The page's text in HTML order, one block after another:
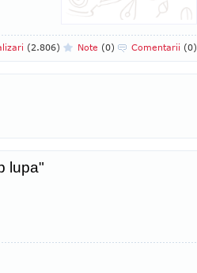
(2.806) Note (0) Comentarii (0)
lupa"